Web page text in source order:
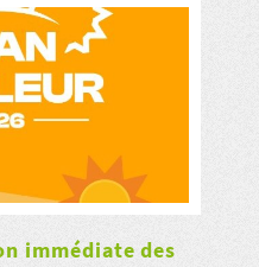
immédiate des